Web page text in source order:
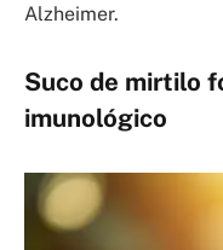
Alzheimer.
Suco de mirtilo
imunológico